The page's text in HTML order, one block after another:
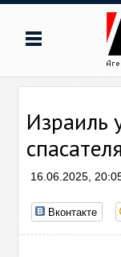
Израиль
16.06.2025,
Вконтакте